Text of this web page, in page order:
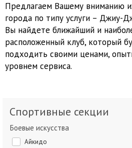
Предлагаем Вашему вниманию
города по типу услуги – Джиу-
Вы найдете ближайший и
расположенный клуб, который
подходить своими ценами,
уровнем сервиса.
Спортивные секции
Боевые искусства
Айкидо